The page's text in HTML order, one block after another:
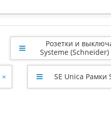
Розетки и
Systeme
× SE Unica Рамки